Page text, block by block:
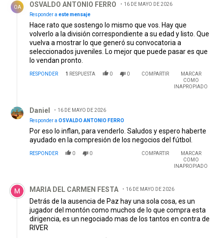
OA OSVALDO ANTONIO FERRO
16 DE MAYO DE 2026
Responder a este mensaje
Hace rato que sostengo lo mismo que vos. Hay que
volverlo a la división correspondiente a su edad y listo. Que
vuelva a mostrar lo que generó su convocatoria a
seleccionados juveniles. Lo mejor que puede pasar es que
lo vendan pronto.
RESPONDER 1 RESPUESTA 0 0 COMPARTIR
MARCAR
COMO
INAPROPIADO
Daniel
16 DE MAYO DE 2026
Responder a OSVALDO ANTONIO FERRO
Por eso lo inflan, para venderlo. Saludos y espero haberte
ayudado en la compresión de los negocios del fútbol.
RESPONDER 0 0 COMPARTIR
MARCAR
COMO
INAPROPIADO
Comentario de MARIA DEL CARMEN FESTA.
MARIA DEL CARMEN FESTA 16 DE MAYO DE 2026
Detrás de la ausencia de Paz hay una sola cosa, es un
jugador del montón como muchos de lo que compra esta
dirigencia, es un negociado mas de los tantos en contra de
RIVER